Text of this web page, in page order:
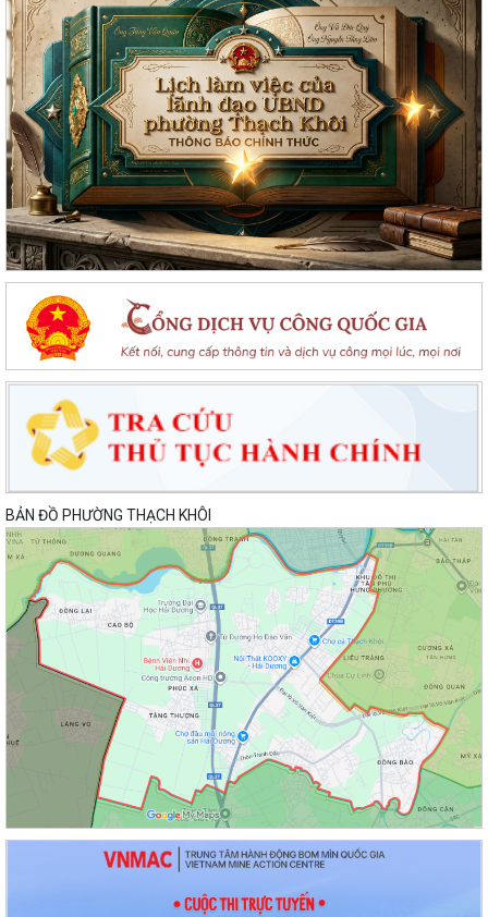
BẢN ĐỒ PHƯỜNG THẠCH KHÔI
Lan toả đạo lý "Uống nước nhớ nguồn" tại Trung tâm Phục vụ hành
chính công phường Thạch Khôi: Hướng...
Nâng cao kỹ năng sử dụng Internet, mạng xã hội an toàn cho trẻ em,
học sinh trên địa bàn thành phố
Hội nghị Ban Thường vụ Đảng ủy phường lần thứ 35
Sôi nổi ngày hội hiến máu "Thạch Khôi - ngàn trái tim hồng" năm 2026
Kế hoạch Giám sát và xử lý dịch, ổ dịch trên địa bàn phường Thạch